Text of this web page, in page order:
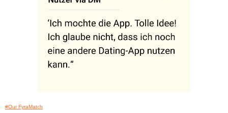
#Our FyraMatch